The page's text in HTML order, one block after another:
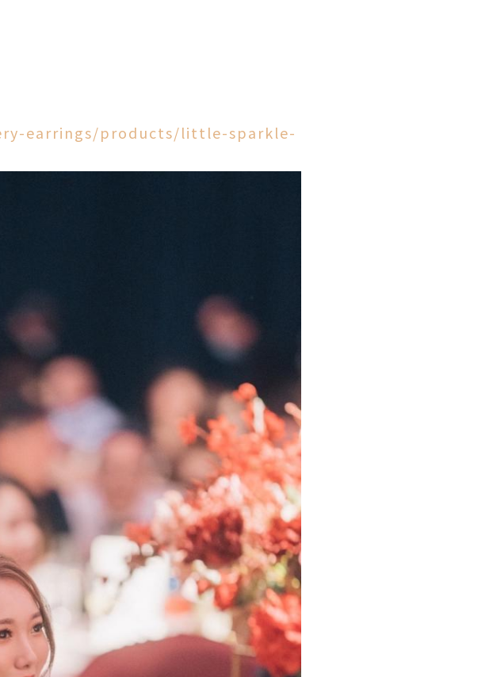
earrings/products/little-sparkle-